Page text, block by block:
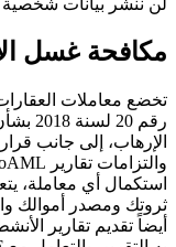
لن ننشر بيانات
مكافحة غسل
تخضع معاملات
رقم
ثروتك ومصدر أموالك
أيضاً تقديم تقارير